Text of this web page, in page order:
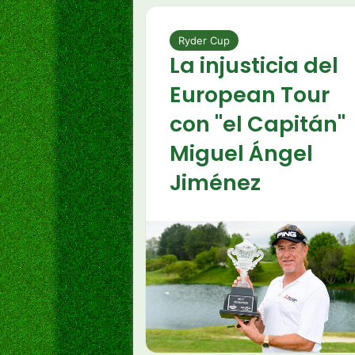
Ryder Cup
La injusticia del
European Tour
con "el Capitán"
Miguel Ángel
Jiménez